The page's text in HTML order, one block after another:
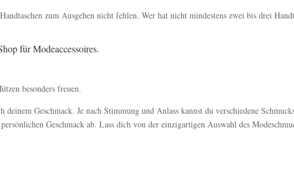
zum Ausgehen nicht fehlen. Wer hat nicht mindestens zwei bis drei
für Modeaccessoires.
besonders freuen.
Geschmack. Je nach Stimmung und Anlass kannst du verschiedene
Geschmack ab. Lass dich von der einzigartigen Auswahl des